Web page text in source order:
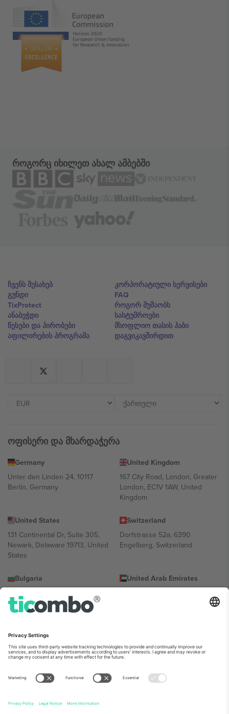
როგორც იხილეთ ახალ ამბებში
ჩვენს შესახებ
გუნდი
TixProtect
ანაბეჭდი
წესები და პირობები
აფილირების პროგრამა
კორპორატიული სერვისები
FAQ
როგორ მუშაობს
სასტუმროები
მსოფლიო თასის ჰაბი
დაგვიკავშირდით
ოფისერი და მხარდაჭერა
Germany
Unter den Linden 24, 10117
Berlin, Germany
United Kingdom
167 City Road, London, Greater
London, EC1V 1AW, United
Kingdom
United States
131 Continental Dr, Suite 305,
Newark, Delaware 19713, United
States
Switzerland
Dorfstrasse 52a, 6390
Engelberg, Switzerland
Bulgaria
Totleben 53-55, 1606 Sofia,
Bulgaria
United Arab Emirates
Building A1, Office 302, Dubai,
Mexico
Av Chapultepec 360, Roma
Norte, Cuauhtémoc, 06700
Ciudad de México, CDMX,
Mexico
პლატფორმის პროვაიდერის იურიდიული პირი იცვლება